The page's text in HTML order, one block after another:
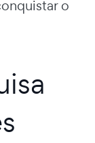
o